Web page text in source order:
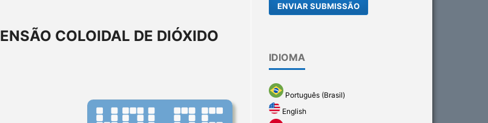
COLOIDAL DE DIÓXIDO
ENVIAR SUBMISSÃO
IDIOMA
Português (Brasil)
English